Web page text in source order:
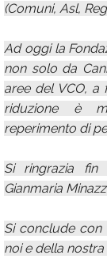
(Comuni, Asl,
Ad oggi la
non solo da
aree del VCO, a
riduzione è
reperimento di
Si ringrazia fin
Gianmaria
Si conclude con
noi e della